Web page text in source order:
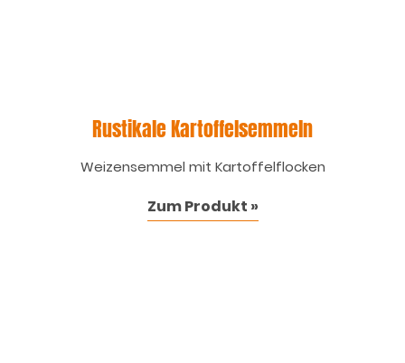
Rustikale Kartoffelsemmeln
Weizensemmel mit Kartoffelflocken
Zum Produkt »